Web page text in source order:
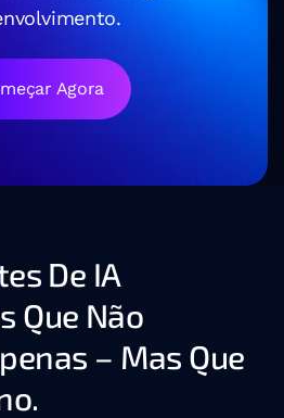
Agora
De IA
Que Não
– Mas Que